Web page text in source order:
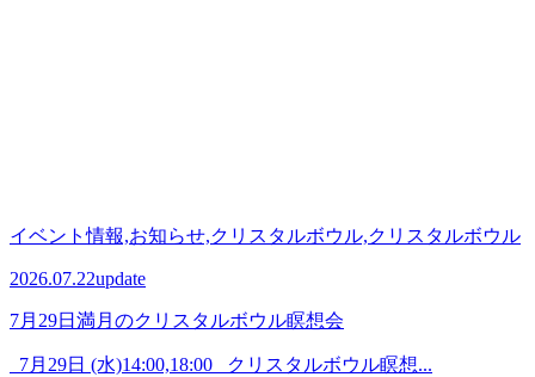
イベント情報,お知らせ,クリスタルボウル,クリスタルボウル
2026.07.22update
7月29日満月のクリスタルボウル瞑想会
7月29日 (水)14:00,18:00 クリスタルボウル瞑想...